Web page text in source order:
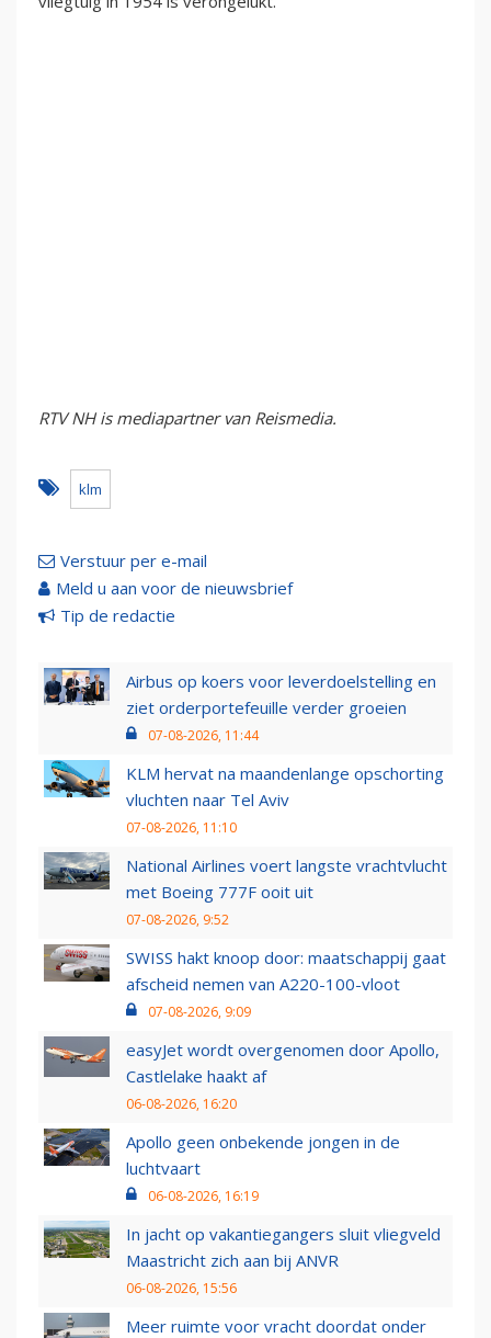
RTV NH is mediapartner van Reismedia.
klm
Verstuur per e-mail
Meld u aan voor de nieuwsbrief
Tip de redactie
Airbus op koers voor leverdoelstelling en
ziet orderportefeuille verder groeien
07-08-2026, 11:44
KLM hervat na maandenlange opschorting
vluchten naar Tel Aviv
07-08-2026, 11:10
National Airlines voert langste vrachtvlucht
met Boeing 777F ooit uit
07-08-2026, 9:52
SWISS hakt knoop door: maatschappij gaat
afscheid nemen van A220-100-vloot
07-08-2026, 9:09
easyJet wordt overgenomen door Apollo,
Castlelake haakt af
06-08-2026, 16:20
Apollo geen onbekende jongen in de
luchtvaart
06-08-2026, 16:19
In jacht op vakantiegangers sluit vliegveld
Maastricht zich aan bij ANVR
06-08-2026, 15:56
Meer ruimte voor vracht doordat onder